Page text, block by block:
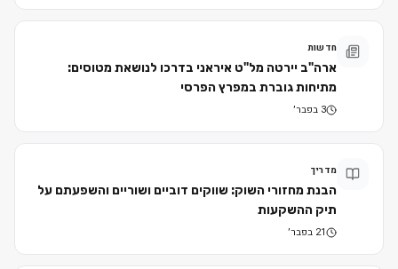
חדשות
ארה"ב יירטה מל"ט איראני בדרכו לנושאת מטוסים:
מתיחות גוברת במפרץ הפרסי
3 בפבר׳
מדריך
הבנת מחזורי השוק: שווקים דוביים ושוריים והשפעתם על
תיק ההשקעות
21 בפבר׳